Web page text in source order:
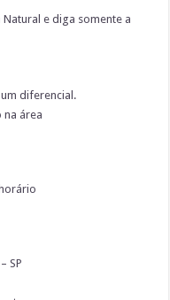
Natural e diga somente a
diferencial.
na área
SP